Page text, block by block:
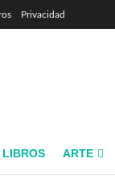
Privacidad
LIBROS ARTE